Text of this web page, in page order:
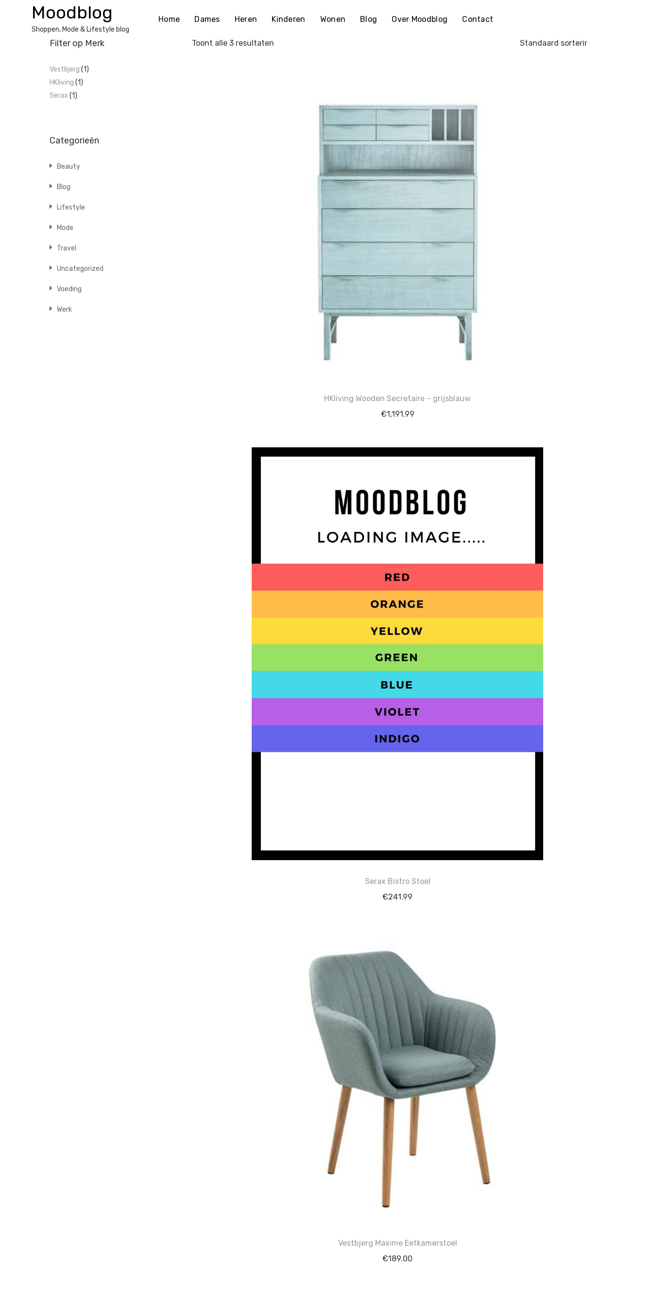
Moodblog
Shoppen, Mode & Lifestyle blog
Home Dames Heren Kinderen Wonen Blog Over Moodblog Contact
Toont alle 3 resultaten
HKliving Wooden Secretaire – grijsblauw
€1,191.99
Serax Bistro Stoel
€241.99
Vestbjerg Maxime Eetkamerstoel
€189.00
Filter op Merk
Vestbjerg (1)
HKliving (1)
Serax (1)
Categorieën
Beauty
Blog
Lifestyle
Mode
Travel
Uncategorized
Voeding
Werk